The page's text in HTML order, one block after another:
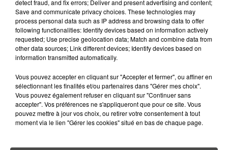
6 août 2026
CANICULE : POURQUOI LES
BOUTEILLES D'EAU
DISPARAISSENT DES RAYONS...
MANGER SAINEMENT COÛTE 25 %
PLUS CHER QU'IL Y A CINQ ANS,
ALERTE L’ONU
5 août 2026
QUELLES SONT LES MARQUES QUI
detect fraud, and fix errors; Deliver and present advertising and content;
Save and communicate privacy choices. These technologies may
process personal data such as IP address and browsing data to offer
following functionalities: Identify devices based on information actively
requested; Use precise geolocation data; Match and combine data from
other data sources; Link different devices; Identify devices based on
information transmitted automatically.
Vous pouvez accepter en cliquant sur "Accepter et fermer", ou affiner en
sélectionnant les finalités et/ou partenaires dans "Gérer mes choix".
Vous pouvez également refuser en cliquant sur "Continuer sans
accepter". Vos préférences ne s'appliqueront que pour ce site. Vous
pouvez mettre à jour vos choix, ou retirer votre consentement à tout
moment via le lien "Gérer les cookies" situé en bas de chaque page.